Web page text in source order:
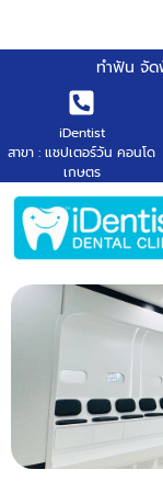
ทำฟัน จั
iDentist
สาขา : แชปเตอร์วัน คอนโด
เกษตร